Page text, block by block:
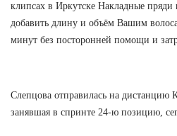
клипсах в Иркутске Накладные пряди
добавить длину и объём Вашим
минут без посторонней помощи и
Слепцова отправилась на дистанцию
занявшая в спринте 24-ю позицию,